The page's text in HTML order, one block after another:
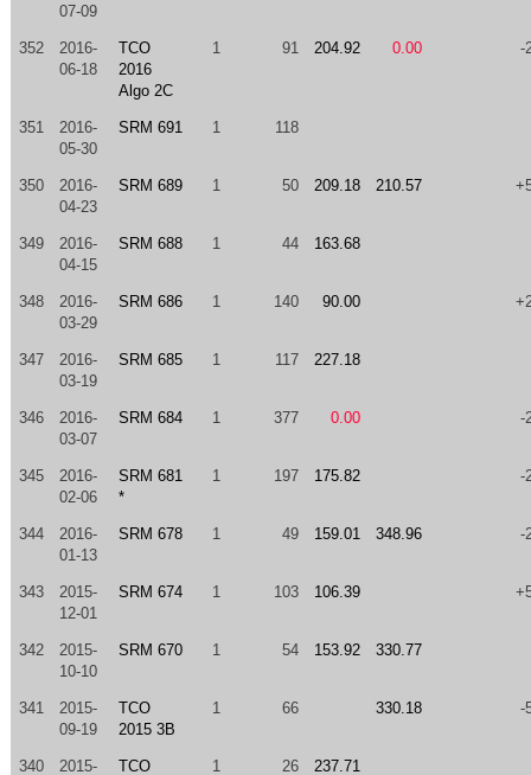
07-09
352
2016-
06-18
TCO
2016
Algo 2C
1 91 204.92 0.00 -
351
2016-
05-30
SRM 691 1 118
350
2016-
04-23
SRM 689 1 50 209.18 210.57
349
2016-
04-15
SRM 688 1 44 163.68
348
2016-
03-29
SRM 686 1 140 90.00
347
2016-
03-19
SRM 685 1 117 227.18
346
2016-
03-07
SRM 684 1 377 0.00 -
345
2016-
02-06
SRM 681
*
1 197 175.82 -
344
2016-
01-13
SRM 678 1 49 159.01 348.96 -
343
2015-
12-01
SRM 674 1 103 106.39
342
2015-
10-10
SRM 670 1 54 153.92 330.77
341
2015-
09-19
TCO
2015 3B
1 66 330.18 -
340 2015- TCO 1 26 237.71